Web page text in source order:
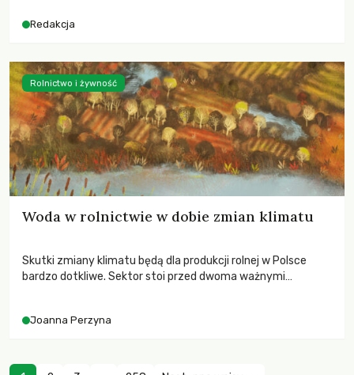
Redakcja
Woda w rolnictwie w dobie zmian klimatu
Skutki zmiany klimatu będą dla produkcji rolnej w Polsce
bardzo dotkliwe. Sektor stoi przed dwoma ważnymi
zachodzących zmian klimatycznych. Wymagać to będzie
Joanna Perzyna
Rolnictwo i żywność